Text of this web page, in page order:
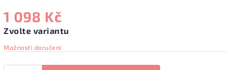
1 098 Kč
Zvolte variantu
Možnosti doručení